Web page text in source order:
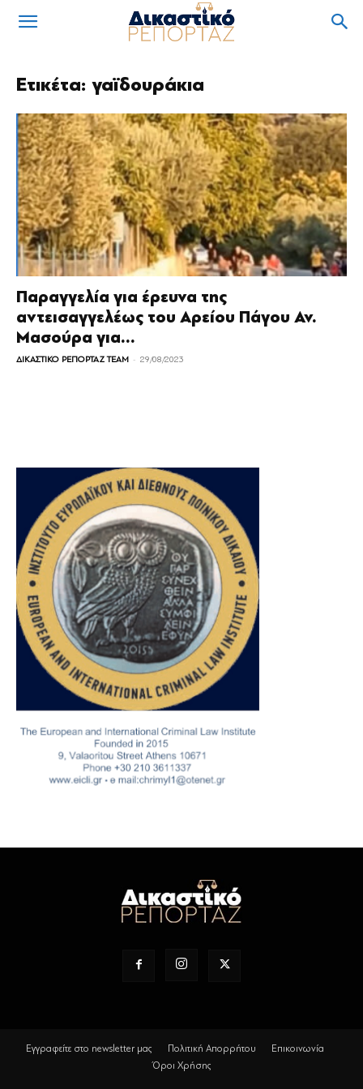
Ετικέτα: γαϊδουράκια
Παραγγελία για έρευνα της
αντεισαγγελέως του Αρείου Πάγου Αν.
Μασούρα για...
ΔΙΚΑΣΤΙΚΟ ΡΕΠΟΡΤΑΖ TEAM - 29/08/2023
Εγγραφείτε στο newsletter μας Πολιτική Απορρήτου
Επικοινωνία
Όροι Χρήσης